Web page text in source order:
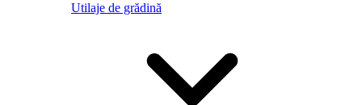
Utilaje de grădină